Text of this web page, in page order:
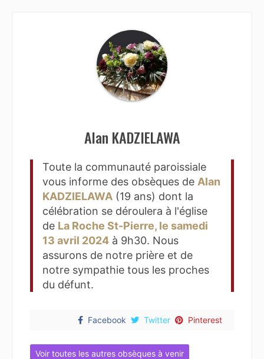
Alan KADZIELAWA
Toute la communauté paroissiale
vous informe des obsèques de Alan
KADZIELAWA (19 ans) dont la
célébration se déroulera à l'église
de La Roche St-Pierre, le samedi
13 avril 2024 à 9h30. Nous
assurons de notre prière et de
notre sympathie tous les proches
du défunt.
Facebook Twitter Pinterest
Voir toutes les autres obsèques à venir